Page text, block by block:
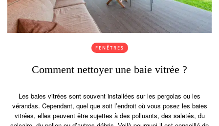
FENÊTRES
Comment nettoyer une baie vitrée ?
Les baies vitrées sont souvent installées sur les pergolas ou les
vérandas. Cependant, quel que soit l’endroit où vous posez les baies
vitrées, elles peuvent être sujettes à des polluants, des saletés, du